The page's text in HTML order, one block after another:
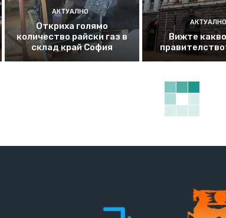
АКТУАЛНО
Откриха голямо
количество райски газ в
склад край София
Вижте